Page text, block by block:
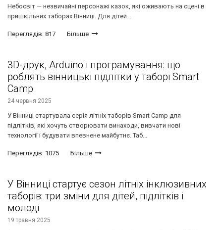
Небосвіт — незвичайні персонажі казок, які оживають на сцені в
пришкільних таборах Вінниці. Для дітей...
Переглядів: 817 Більше
3D-друк, Arduino і програмування: що
роблять вінницькі підлітки у таборі Smart
Camp
24 червня 2025
У Вінниці стартувала серія літніх таборів Smart Camp для
підлітків, які хочуть створювати винаходи, вивчати нові
технології і будувати впевнене майбутнє. Таб...
Переглядів: 1075 Більше
У Вінниці стартує сезон літніх інклюзивних
таборів: три зміни для дітей, підлітків і
молоді
19 травня 2025